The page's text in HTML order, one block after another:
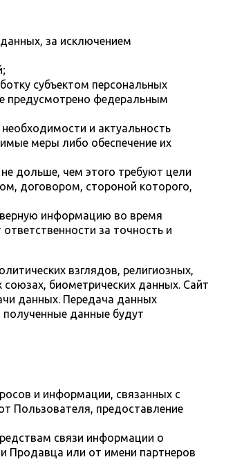
за исключением
субъектом персональных
предусмотрено федеральным
и актуальность
меры либо обеспечение их
дольше, чем этого требуют цели
договором, стороной которого,
информацию во время
за точность и
взглядов, религиозных,
биометрических данных. Сайт
данных. Передача данных
данные будут
и информации, связанных с
Пользователя, предоставление
связи информации о
Продавца или от имени партнеров